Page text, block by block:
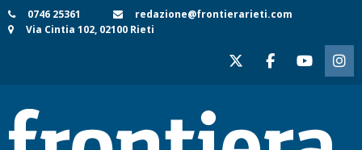
Skip
to
0746 25361
redazione@frontierarieti.com
Via Cintia 102, 02100 Rieti